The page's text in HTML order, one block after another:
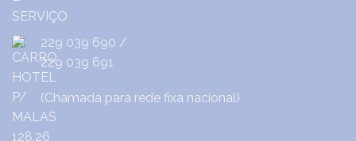
229 039 690 /
229 039 691
(Chamada para rede fixa nacional)